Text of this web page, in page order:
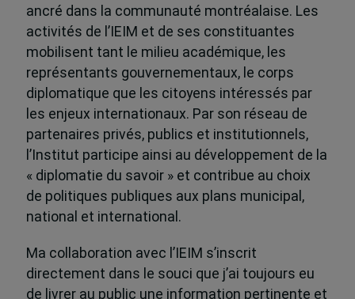
ancré dans la communauté montréalaise. Les
activités de l’IEIM et de ses constituantes
mobilisent tant le milieu académique, les
représentants gouvernementaux, le corps
diplomatique que les citoyens intéressés par
les enjeux internationaux. Par son réseau de
partenaires privés, publics et institutionnels,
l’Institut participe ainsi au développement de la
« diplomatie du savoir » et contribue au choix
de politiques publiques aux plans municipal,
national et international.
Ma collaboration avec l’IEIM s’inscrit
directement dans le souci que j’ai toujours eu
de livrer au public une information pertinente et